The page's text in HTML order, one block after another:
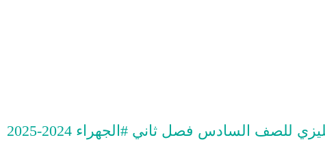
للصف السادس فصل ثاني #الجهراء 2024-2025